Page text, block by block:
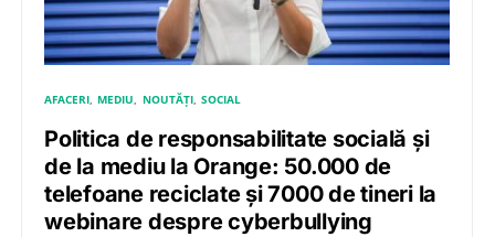
AFACERI MEDIU NOUTĂȚI SOCIAL
Politica de responsabilitate socială și
de la mediu la Orange: 50.000 de
telefoane reciclate și 7000 de tineri la
webinare despre cyberbullying